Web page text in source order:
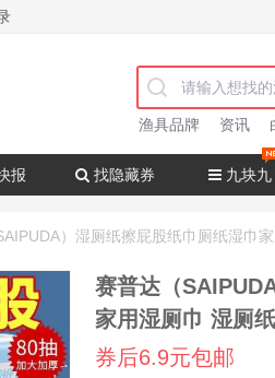
渔具品牌 资讯
报 找隐藏券 九块九
赛普达（
家用湿厕巾 湿厕
券后6.9元包邮